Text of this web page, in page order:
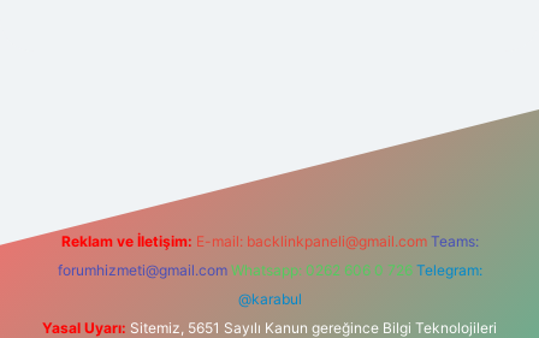
Reklam ve İletişim: E-mail: backlinkpaneli@gmail.com Teams:
forumhizmeti@gmail.com Whatsapp: 0262 606 0 726 Telegram:
@karabul
Yasal Uyarı: Sitemiz, 5651 Sayılı Kanun gereğince Bilgi Teknolojileri